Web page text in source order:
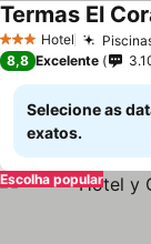
3 EstrelasHotel
Termas El
8,8 Excelente
Selecione as
exatos.
Escolha popular